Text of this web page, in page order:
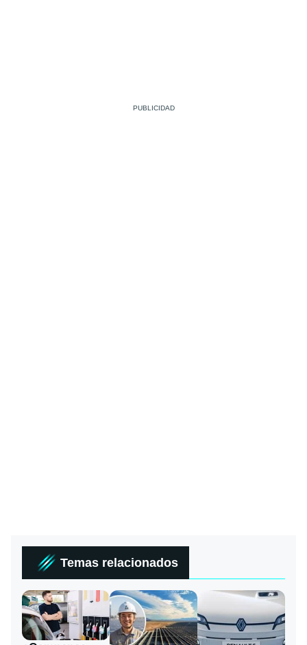
Temas relacionados